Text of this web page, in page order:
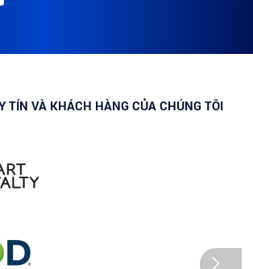
TÍN VÀ KHÁCH HÀNG CỦA CHÚNG TÔI